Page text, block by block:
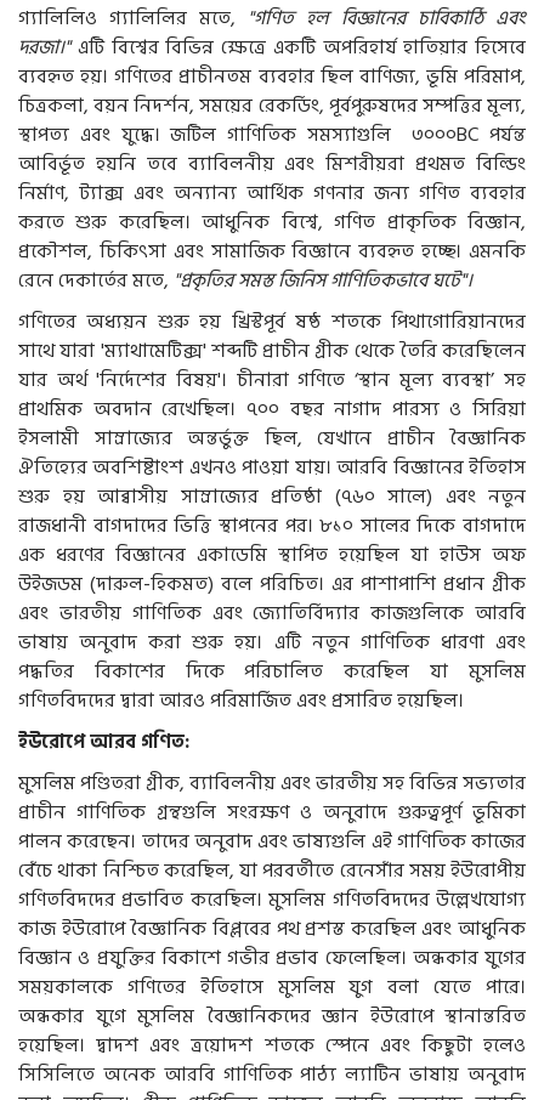
গ্যালিলিও গ্যালিলির মতে, "গণিত হল বিজ্ঞানের চাবিকাঠি এবং
দরজা।"এটি বিশ্বের বিভিন্ন ক্ষেত্রে একটি অপরিহার্য হাতিয়ার হিসেবে
ব্যবহৃত হয়। গণিতের প্রাচীনতম ব্যবহার ছিল বাণিজ্য, ভূমি পরিমাপ,
চিত্রকলা, বয়ন নিদর্শন, সময়ের রেকর্ডিং, পূর্বপুরুষদের সম্পত্তির মূল্য,
স্থাপত্য এবং যুদ্ধে। জটিল গাণিতিক সমস্যাগুলি ৩০০০BC পর্যন্ত
আবির্ভূত হয়নি তবে ব্যাবিলনীয় এবং মিশরীয়রা প্রথমত বিল্ডিং
নির্মাণ, ট্যাক্স এবং অন্যান্য আর্থিক গণনার জন্য গণিত ব্যবহার
করতে শুরু করেছিল। আধুনিক বিশ্বে, গণিত প্রাকৃতিক বিজ্ঞান,
প্রকৌশল, চিকিৎসা এবং সামাজিক বিজ্ঞানে ব্যবহৃত হচ্ছে। এমনকি
রেনে দেকার্তের মতে, "প্রকৃতির সমস্ত জিনিস গাণিতিকভাবে ঘটে"।
গণিতের অধ্যয়ন শুরু হয় খ্রিস্টপূর্ব ষষ্ঠ শতকে পিথাগোরিয়ানদের
সাথে যারা 'ম্যাথামেটিক্স' শব্দটি প্রাচীন গ্রীক থেকে তৈরি করেছিলেন
যার অর্থ 'নির্দেশের বিষয়'। চীনারা গণিতে ‘স্থান মূল্য ব্যবস্থা’ সহ
প্রাথমিক অবদান রেখেছিল। ৭০০ বছর নাগাদ পারস্য ও সিরিয়া
ইসলামী সাম্রাজ্যের অন্তর্ভুক্ত ছিল, যেখানে প্রাচীন বৈজ্ঞানিক
ঐতিহ্যের অবশিষ্টাংশ এখনও পাওয়া যায়। আরবি বিজ্ঞানের ইতিহাস
শুরু হয় আব্বাসীয় সাম্রাজ্যের প্রতিষ্ঠা (৭৬০ সালে) এবং নতুন
রাজধানী বাগদাদের ভিত্তি স্থাপনের পর। ৮১০ সালের দিকে বাগদাদে
এক ধরণের বিজ্ঞানের একাডেমি স্থাপিত হয়েছিল যা হাউস অফ
উইজডম (দারুল-হিকমত) বলে পরিচিত। এর পাশাপাশি প্রধান গ্রীক
এবং ভারতীয় গাণিতিক এবং জ্যোতির্বিদ্যার কাজগুলিকে আরবি
ভাষায় অনুবাদ করা শুরু হয়। এটি নতুন গাণিতিক ধারণা এবং
পদ্ধতির বিকাশের দিকে পরিচালিত করেছিল যা মুসলিম
গণিতবিদদের দ্বারা আরও পরিমার্জিত এবং প্রসারিত হয়েছিল।
ইউরোপে আরব গণিত:
মুসলিম পণ্ডিতরা গ্রীক, ব্যাবিলনীয় এবং ভারতীয় সহ বিভিন্ন সভ্যতার
প্রাচীন গাণিতিক গ্রন্থগুলি সংরক্ষণ ও অনুবাদে গুরুত্বপূর্ণ ভূমিকা
পালন করেছেন। তাদের অনুবাদ এবং ভাষ্যগুলি এই গাণিতিক কাজের
বেঁচে থাকা নিশ্চিত করেছিল, যা পরবর্তীতে রেনেসাঁর সময় ইউরোপীয়
গণিতবিদদের প্রভাবিত করেছিল। মুসলিম গণিতবিদদের উল্লেখযোগ্য
কাজ ইউরোপে বৈজ্ঞানিক বিপ্লবের পথ প্রশস্ত করেছিল এবং আধুনিক
বিজ্ঞান ও প্রযুক্তির বিকাশে গভীর প্রভাব ফেলেছিল। অন্ধকার যুগের
সময়কালকে গণিতের ইতিহাসে মুসলিম যুগ বলা যেতে পারে।
অন্ধকার যুগে মুসলিম বৈজ্ঞানিকদের জ্ঞান ইউরোপে স্থানান্তরিত
হয়েছিল। দ্বাদশ এবং ত্রয়োদশ শতকে স্পেনে এবং কিছুটা হলেও
সিসিলিতে অনেক আরবি গাণিতিক পাঠ্য ল্যাটিন ভাষায় অনুবাদ